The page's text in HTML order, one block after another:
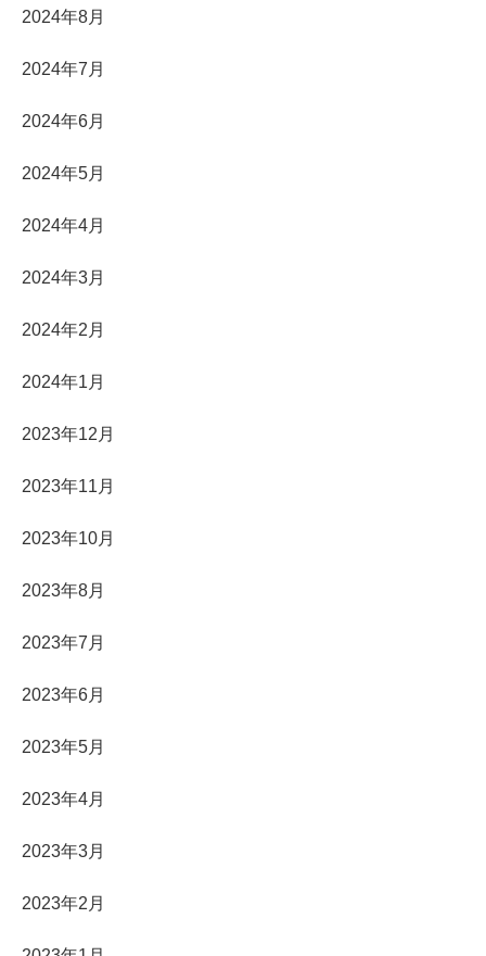
2024年8月
2024年7月
2024年6月
2024年5月
2024年4月
2024年3月
2024年2月
2024年1月
2023年12月
2023年11月
2023年10月
2023年8月
2023年7月
2023年6月
2023年5月
2023年4月
2023年3月
2023年2月